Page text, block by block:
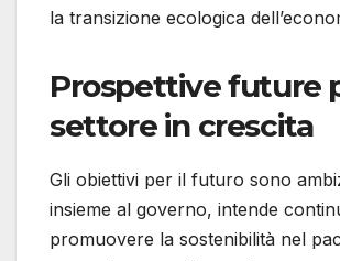
la transizione ecologica
Prospettive future
settore in crescita
Gli obiettivi per il futuro sono
insieme al governo, intende
promuovere la sostenibilità nel